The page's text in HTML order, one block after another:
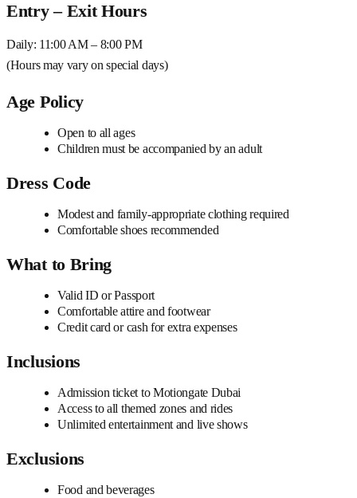
Entry – Exit Hours
Daily: 11:00 AM – 8:00 PM
(Hours may vary on special days)
Age Policy
Open to all ages
Children must be accompanied by an adult
Dress Code
Modest and family-appropriate clothing required
Comfortable shoes recommended
What to Bring
Valid ID or Passport
Comfortable attire and footwear
Credit card or cash for extra expenses
Inclusions
Admission ticket to Motiongate Dubai
Access to all themed zones and rides
Unlimited entertainment and live shows
Exclusions
Food and beverages